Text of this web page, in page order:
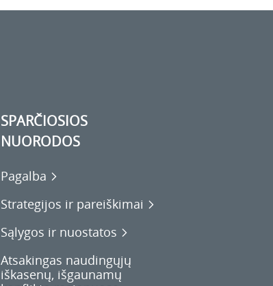
SPARČIOSIOS
NUORODOS
Pagalba
Strategijos ir pareiškimai
Sąlygos ir nuostatos
Atsakingas naudingųjų
iškasenų, išgaunamų